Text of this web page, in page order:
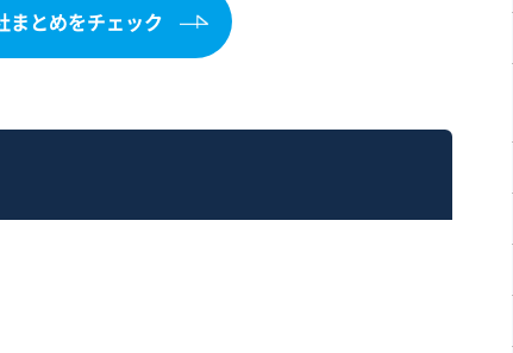
まとめをチェック